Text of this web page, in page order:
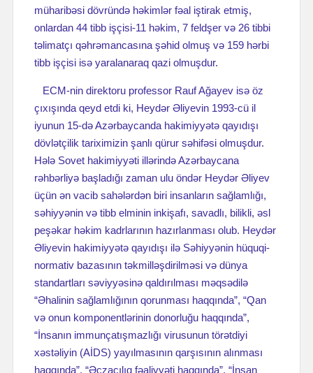
müharibəsi dövründə həkimlər fəal iştirak etmiş,
onlardan 44 tibb işçisi-11 həkim, 7 feldşer və 26 tibbi
təlimatçı qəhrəmancasına şəhid olmuş və 159 hərbi
tibb işçisi isə yaralanaraq qazi olmuşdur.
ECM-nin direktoru professor Rauf Ağayev isə öz
çıxışında qeyd etdi ki, Heydər Əliyevin 1993-cü il
iyunun 15-də Azərbaycanda hakimiyyətə qayıdışı
dövlətçilik tariximizin şanlı qürur səhifəsi olmuşdur.
Hələ Sovet hakimiyyəti illərində Azərbaycana
rəhbərliyə başladığı zaman ulu öndər Heydər Əliyev
üçün ən vacib sahələrdən biri insanların sağlamlığı,
səhiyyənin və tibb elminin inkişafı, savadlı, bilikli, əsl
peşəkar həkim kadrlarının hazırlanması olub. Heydər
Əliyevin hakimiyyətə qayıdışı ilə Səhiyyənin hüquqi-
normativ bazasının təkmilləşdirilməsi və dünya
standartları səviyyəsinə qaldırılması məqsədilə
“Əhalinin sağlamlığının qorunması haqqında”, “Qan
və onun komponentlərinin donorluğu haqqında”,
“İnsanın immunçatışmazlığı virusunun törətdiyi
xəstəliyin (AİDS) yayılmasının qarşısının alınması
haqqında”, “Əczaçılıq fəaliyyəti haqqında”, “İnsan